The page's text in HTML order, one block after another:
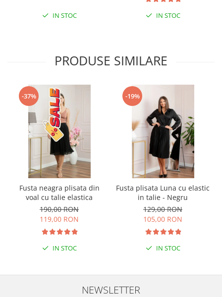
IN STOC IN STOC
PRODUSE SIMILARE
-37%
Fusta neagra plisata din
voal cu talie elastica
190,00 RON
119,00 RON
IN STOC
-19%
Fusta plisata Luna cu elastic
in talie - Negru
129,00 RON
105,00 RON
IN STOC
NEWSLETTER